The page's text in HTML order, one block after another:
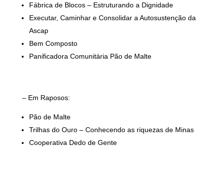
Fábrica de Blocos – Estruturando a Dignidade
Executar, Caminhar e Consolidar a Autosustenção da
Ascap
Bem Composto
Panificadora Comunitária Pão de Malte
– Em Raposos:
Pão de Malte
Trilhas do Ouro – Conhecendo as riquezas de Minas
Cooperativa Dedo de Gente